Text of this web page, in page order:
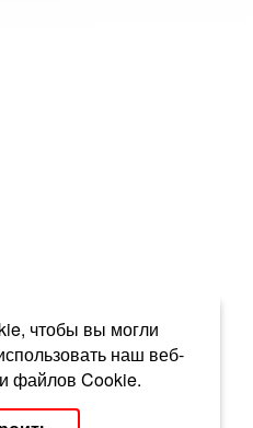
чтобы вы могли
наш веб-
файлов Cookie.